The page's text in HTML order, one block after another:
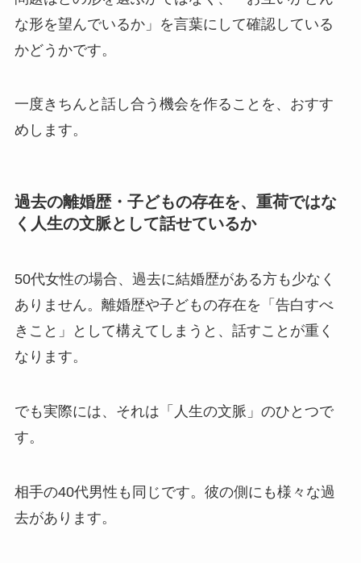
な形を望んでいるか」を言葉にして確認している
かどうかです。
一度きちんと話し合う機会を作ることを、おすす
めします。
過去の離婚歴・子どもの存在を、重荷ではな
く人生の文脈として話せているか
50代女性の場合、過去に結婚歴がある方も少なく
ありません。離婚歴や子どもの存在を「告白すべ
きこと」として構えてしまうと、話すことが重く
なります。
でも実際には、それは「人生の文脈」のひとつで
す。
相手の40代男性も同じです。彼の側にも様々な過
去があります。